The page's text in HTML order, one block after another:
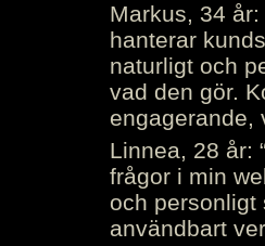
Markus, 34
hanterar
naturligt och
vad den gör.
engagerande,
Linnea, 28 år:
frågor i min
och personligt
användbart